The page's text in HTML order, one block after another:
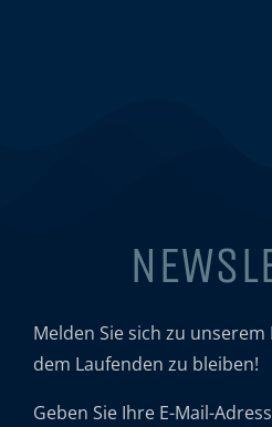
Melden Sie sich zu
dem Laufenden zu bleiben!
Geben Sie Ihre E-Mail-